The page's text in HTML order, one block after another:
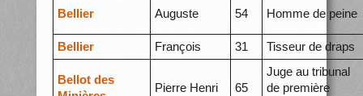
Bellier Auguste 54 Homme de peine
Bellier François 31 Tisseur de draps
Bellot des
Pierre Henri 65
Juge au tribunal
de première